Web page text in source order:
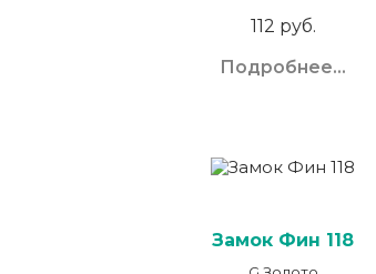
112 руб.
Подробнее...
Замок Фин 118